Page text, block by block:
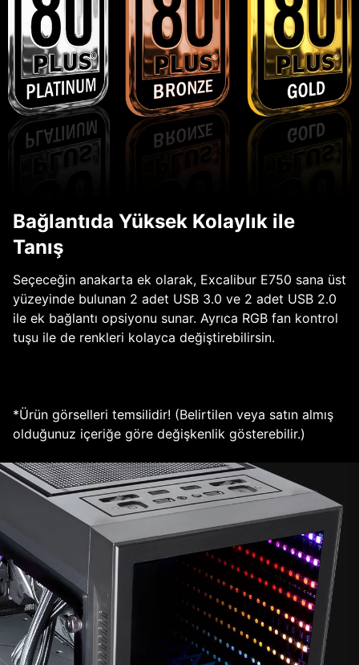
Bağlantıda Yüksek Kolaylık ile
Tanış
Seçeceğin anakarta ek olarak, Excalibur E750 sana üst
yüzeyinde bulunan 2 adet USB 3.0 ve 2 adet USB 2.0
ile ek bağlantı opsiyonu sunar. Ayrıca RGB fan kontrol
tuşu ile de renkleri kolayca değiştirebilirsin.
*Ürün görselleri temsilidir! (Belirtilen veya satın almış
olduğunuz içeriğe göre değişkenlik gösterebilir.)